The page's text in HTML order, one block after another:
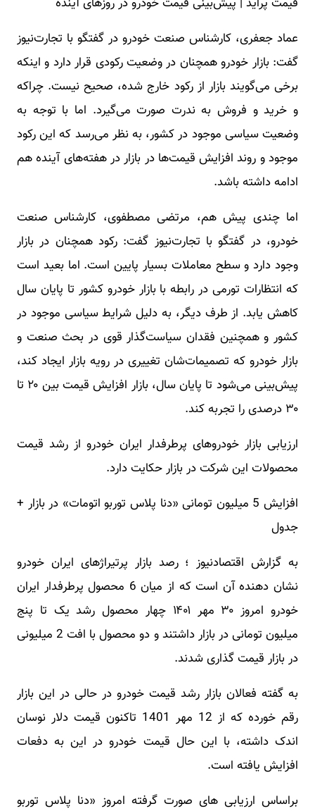
عماد جعفری، کارشناس صنعت خودرو در گفتگو با تجارت‌نیوز
گفت: بازار خودرو همچنان در وضعیت رکودی قرار دارد و اینکه
برخی می‌گویند بازار از رکود خارج شده، صحیح نیست. چراکه
و خرید و فروش به ندرت صورت می‌گیرد. اما با توجه به
وضعیت سیاسی موجود در کشور، به نظر می‌رسد که این رکود
موجود و روند افزایش قیمت‌ها در بازار در هفته‌های آینده هم
ادامه داشته باشد.
اما چندی پیش هم، مرتضی مصطفوی، کارشناس صنعت
خودرو، در گفتگو با تجارت‌نیوز گفت: رکود همچنان در بازار
وجود دارد و سطح معاملات بسیار پایین است. اما بعید است
که انتظارات تورمی در رابطه با بازار خودرو کشور تا پایان سال
کاهش یابد. از طرف دیگر، به دلیل شرایط سیاسی موجود در
کشور و همچنین فقدان سیاست‌گذار قوی در بحث صنعت و
بازار خودرو که تصمیمات‌شان تغییری در رویه بازار ایجاد کند،
پیش‌بینی می‌شود تا پایان سال، بازار افزایش قیمت بین ۲۰ تا
۳۰ درصدی را تجربه کند.
ارزیابی بازار خودروهای پرطرفدار ایران خودرو از رشد قیمت
محصولات این شرکت در بازار حکایت دارد.
افزایش 5 میلیون تومانی «دنا پلاس توربو اتومات» در بازار +
جدول
به گزارش اقتصادنیوز ؛ رصد بازار پرتیراژهای ایران خودرو
نشان دهنده آن است که از میان 6 محصول پرطرفدار ایران
خودرو امروز ۳۰ مهر ۱۴۰۱ چهار محصول رشد یک تا پنج
میلیون تومانی در بازار داشتند و دو محصول با افت 2 میلیونی
در بازار قیمت گذاری شدند.
به گفته فعالان بازار رشد قیمت خودرو در حالی در این بازار
رقم خورده که از 12 مهر 1401 تاکنون قیمت دلار نوسان
اندک داشته، با این حال قیمت خودرو در این به دفعات
افزایش یافته است.
براساس ارزیابی های صورت گرفته امروز «دنا پلاس توربو